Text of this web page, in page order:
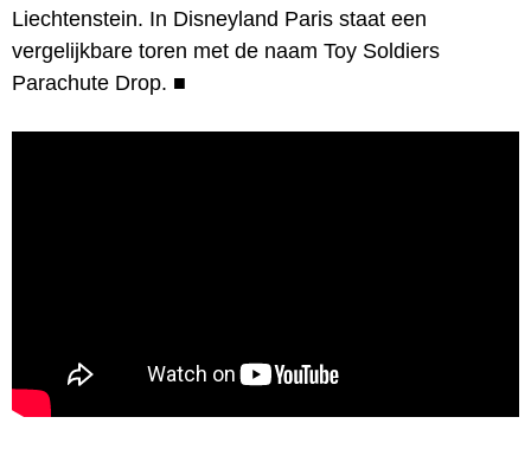
Liechtenstein. In Disneyland Paris staat een
vergelijkbare toren met de naam Toy Soldiers
Parachute Drop. ■